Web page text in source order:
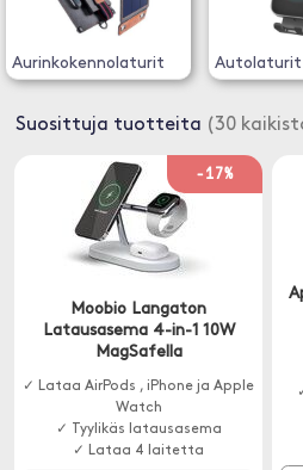
Aurinkokennolaturit Autolaturit
Suosittuja tuotteita (30
-17%
Moobio Langaton
Latausasema 4-in-1 10W
MagSafella
✓ Lataa AirPods , iPhone ja Apple
Watch
✓ Tyylikäs latausasema
✓ Lataa 4 laitetta